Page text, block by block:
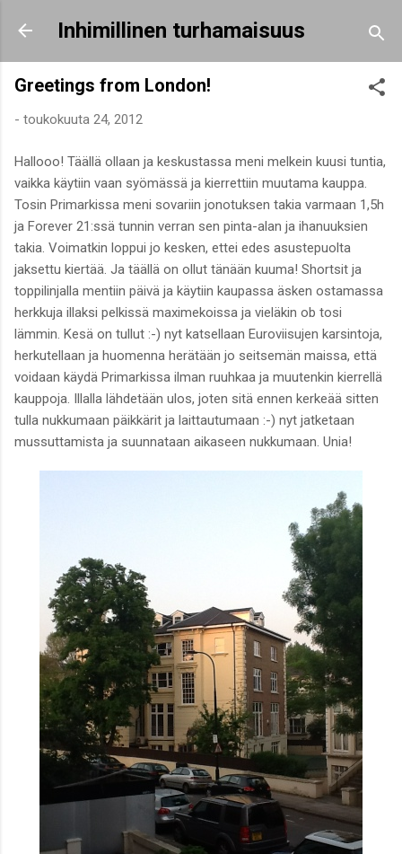
Siirry pääsisältöön
Inhimillinen turhamaisuus
Greetings from London!
- toukokuuta 24, 2012
Hallooo! Täällä ollaan ja keskustassa meni melkein kuusi tuntia,
vaikka käytiin vaan syömässä ja kierrettiin muutama kauppa.
Tosin Primarkissa meni sovariin jonotuksen takia varmaan 1,5h
ja Forever 21:ssä tunnin verran sen pinta-alan ja ihanuuksien
takia. Voimatkin loppui jo kesken, ettei edes asustepuolta
jaksettu kiertää. Ja täällä on ollut tänään kuuma! Shortsit ja
toppilinjalla mentiin päivä ja käytiin kaupassa äsken ostamassa
herkkuja illaksi pelkissä maximekoissa ja vieläkin ob tosi
lämmin. Kesä on tullut :-) nyt katsellaan Euroviisujen karsintoja,
herkutellaan ja huomenna herätään jo seitsemän maissa, että
voidaan käydä Primarkissa ilman ruuhkaa ja muutenkin kierrellä
kauppoja. Illalla lähdetään ulos, joten sitä ennen kerkeää sitten
tulla nukkumaan päikkärit ja laittautumaan :-) nyt jatketaan
mussuttamista ja suunnataan aikaseen nukkumaan. Unia!